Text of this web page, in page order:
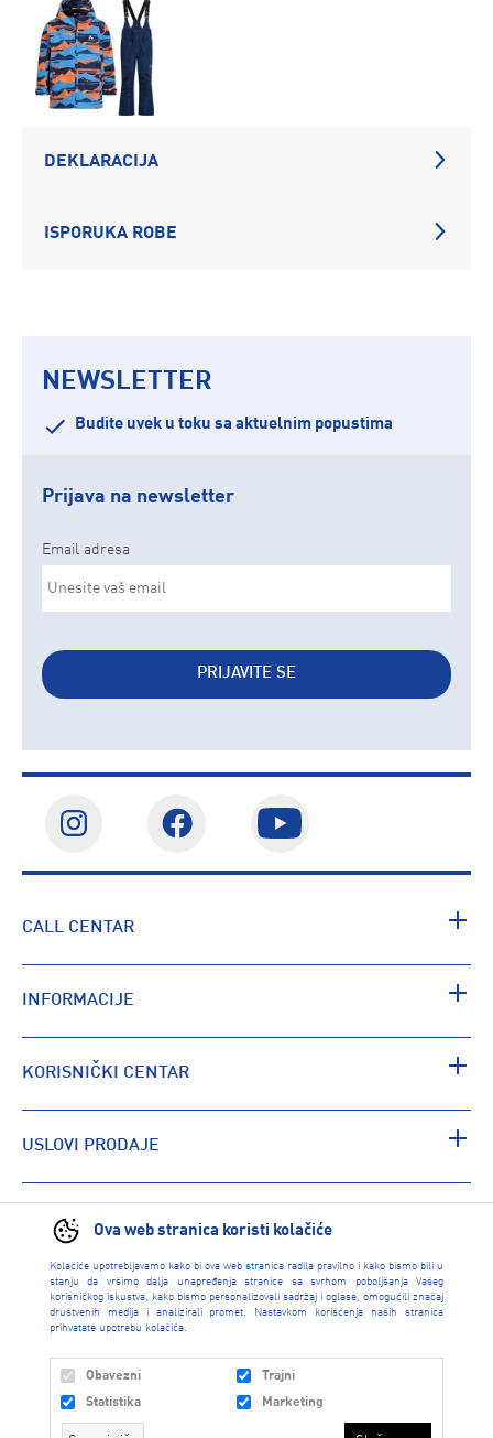
Ova web stranica koristi kolačiće
Kolačiće upotrebljavamo kako bi ova web stranica radila pravilno i kako bismo bili u
stanju da vršimo dalja unapređenja stranice sa svrhom poboljšanja Vašeg
korisničkog iskustva, kako bismo personalizovali sadržaj i oglase, omogućili značaj
društvenih medija i analizirali promet. Nastavkom korišćenja naših stranica
prihvatate upotrebu kolačića.
Obavezni
Trajni
Statistika
Marketing
DEKLARACIJA
ISPORUKA ROBE
NEWSLETTER
Budite uvek u toku sa aktuelnim popustima
Prijava na newsletter
Email adresa
PRIJAVITE SE
CALL CENTAR
INFORMACIJE
KORISNIČKI CENTAR
USLOVI PRODAJE
PRONAĐI RADNJU